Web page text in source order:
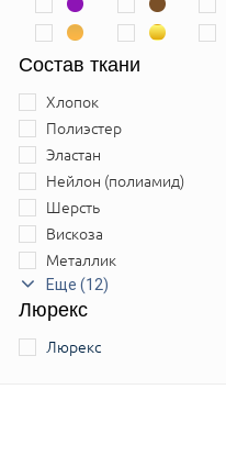
Состав ткани
Хлопок
Полиэстер
Эластан
Нейлон (полиамид)
Шерсть
Вискоза
Металлик
Лен
Акрил
Полиуретан
Еще (12)
Люрекс
Люрекс